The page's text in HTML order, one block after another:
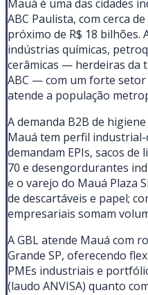
Mauá é uma das cidades
ABC Paulista, com cerca
próximo de R$ 18 bilhões.
indústrias químicas,
cerâmicas — herdeiras da
ABC — com um forte setor
atende a população
A demanda B2B de
Mauá tem perfil
demandam EPIs, sacos de
70 e desengordurantes
e o varejo do Mauá Plaza
de descartáveis e papel;
empresariais somam
A GBL atende Mauá com
Grande SP, oferecendo
PMEs industriais e
(laudo ANVISA) quanto